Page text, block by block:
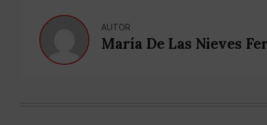
AUTOR
María De Las Nieves